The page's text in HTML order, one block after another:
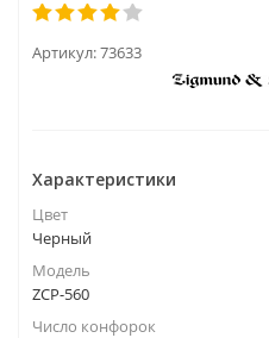
Артикул:73633
Характеристики
Цвет
Черный
Модель
ZCP-560
Число конфорок